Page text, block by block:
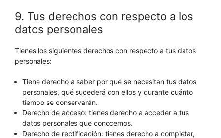
9. Tus derechos con respecto a los
datos personales
Tienes los siguientes derechos con respecto a tus datos
personales:
Tiene derecho a saber por qué se necesitan tus datos
personales, qué sucederá con ellos y durante cuánto
tiempo se conservarán.
Derecho de acceso: tienes derecho a acceder a tus
datos personales que conocemos.
Derecho de rectificación: tienes derecho a completar,